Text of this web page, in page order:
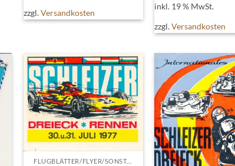
zzgl.Versandkosten
inkl. 19 % MwSt.
zzgl.Versandkosten
FLUGBLÄTTER/FLYER/SONSTIGES